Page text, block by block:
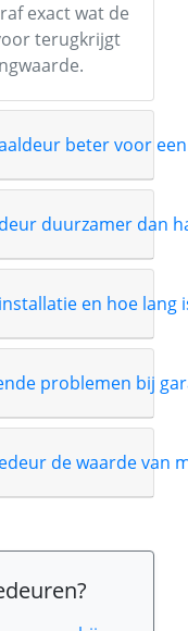
exact wat de
terugkrijgt
beter voor
duurzamer dan
en hoe lang
problemen bij
de waarde van